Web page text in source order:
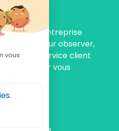
vous
est une entreprise
produits pour observer,
Notre service client
pour vous